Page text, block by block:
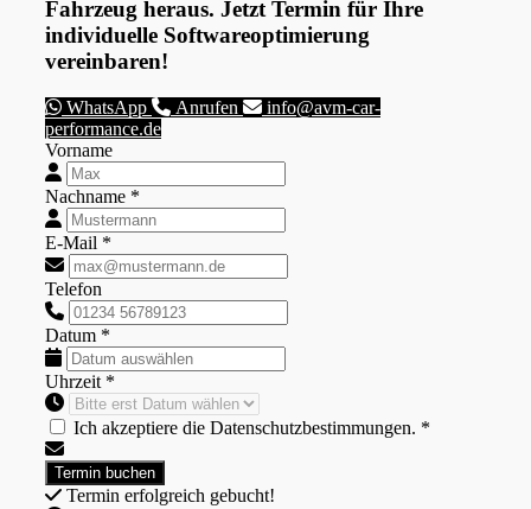
Fahrzeug heraus. Jetzt Termin für Ihre
individuelle Softwareoptimierung
vereinbaren!
WhatsApp Anrufen
info@avm-car-
performance.de
Vorname
Nachname *
E-Mail *
Telefon
Datum *
Uhrzeit *
Ich akzeptiere die Datenschutzbestimmungen. *
Termin erfolgreich gebucht!